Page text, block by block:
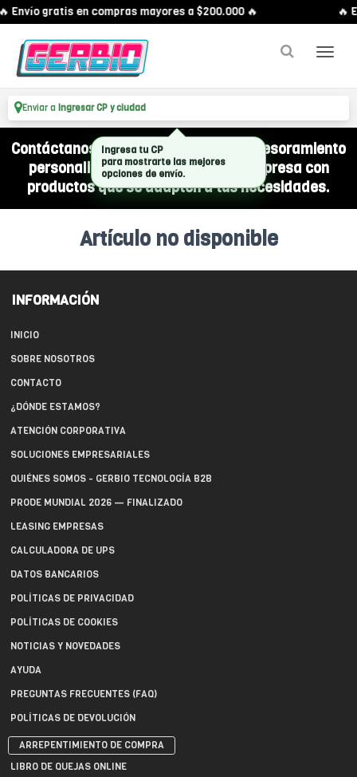
Envío gratis en compras mayores a $200.000 🔥 🔥
Enviar a Ingresar CP y ciudad
Contáctanos por WhatsApp y recibí asesoramiento
personalizado para equipar a tu empresa con
productos que se adapten a tus necesidades.
Artículo no disponible
INFORMACIÓN
INICIO
SOBRE NOSOTROS
CONTACTO
¿DÓNDE ESTAMOS?
ATENCIÓN CORPORATIVA
SOLUCIONES EMPRESARIALES
QUIÉNES SOMOS - GERBIO TECNOLOGÍA B2B
PRODE MUNDIAL 2026 — FINALIZADO
LEASING EMPRESAS
CALCULADORA DE UPS
DATOS BANCARIOS
POLÍTICAS DE PRIVACIDAD
POLÍTICAS DE COOKIES
NOTICIAS Y NOVEDADES
AYUDA
PREGUNTAS FRECUENTES (FAQ)
POLÍTICAS DE DEVOLUCIÓN
ARREPENTIMIENTO DE COMPRA
LIBRO DE QUEJAS ONLINE
Ingresa tu CP
para mostrarte las mejores
opciones de envío.